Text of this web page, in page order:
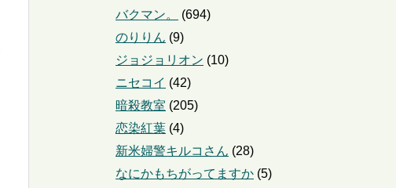
バクマン。
(694)
のりりん (9)
ジョジョリオン (10)
ニセコイ (42)
暗殺教室 (205)
恋染紅葉 (4)
新米婦警キルコさん (28)
なにかもちがってますか (5)